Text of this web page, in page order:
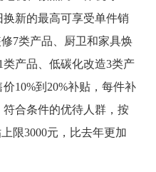
新的最高可享受单件销
7类产品、厨卫和家具焕
产品、低碳化改造3类产
10%到20%补贴，每件补
符合条件的优待人群，按
限3000元，比去年更加